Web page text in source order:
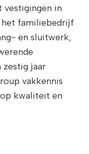
vestigingen in
het familiebedrijf
en sluitwerk,
zestig jaar
vakkennis
kwaliteit en